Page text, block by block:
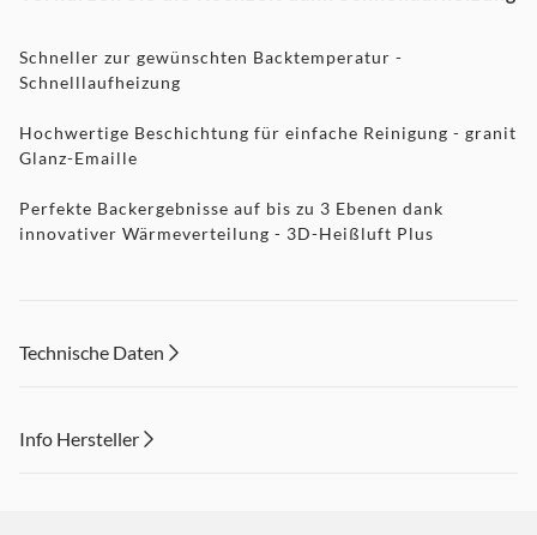
Schneller zur gewünschten Backtemperatur -
Schnelllaufheizung
Hochwertige Beschichtung für einfache Reinigung - granit
Glanz-Emaille
Perfekte Backergebnisse auf bis zu 3 Ebenen dank
innovativer Wärmeverteilung - 3D-Heißluft Plus
Technische Daten
Info Hersteller